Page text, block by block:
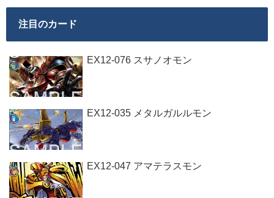
注目のカード
EX12-076 スサノオモン
EX12-035 メタルガルルモン
EX12-047 アマテラスモン